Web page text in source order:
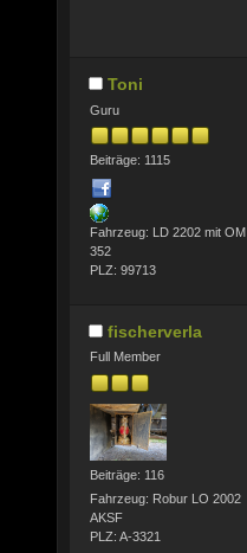
Toni
Guru
Beiträge: 1115
Fahrzeug: LD 2202 mit OM
352
PLZ: 99713
fischerverla
Full Member
Beiträge: 116
Fahrzeug: Robur LO 2002
AKSF
PLZ: A-3321